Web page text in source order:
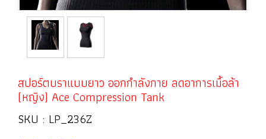
สปอร์ตบราแบบยาว ออกกำลังกาย ลดอาการเมื้อล้า
(หญิง) Ace Compression Tank
SKU : LP_236Z